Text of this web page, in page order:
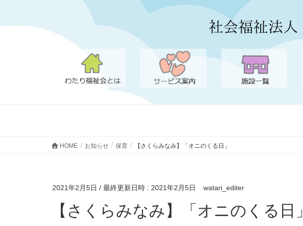
HOME お知らせ 保育 【さくらみなみ】「オニのくる日」
2021年2月5日 / 最終更新日時 : 2021年2月5日 watari_editer
【さくらみなみ】「オニのくる日」